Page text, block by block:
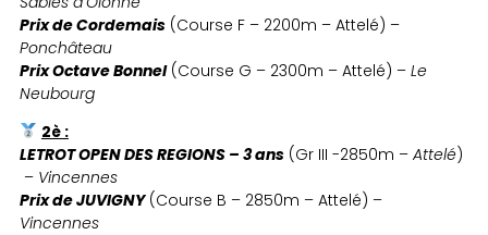
Prix de Cordemais (Course F – 2200m – Attelé) –
Ponchâteau
Prix Octave Bonnel(Course G – 2300m – Attelé) – Le
Neubourg
2è :
LETROT OPEN DES REGIONS – 3 ans (Gr III -2850m – Attelé)
– Vincennes
Prix de JUVIGNY(Course B – 2850m – Attelé) –
Vincennes